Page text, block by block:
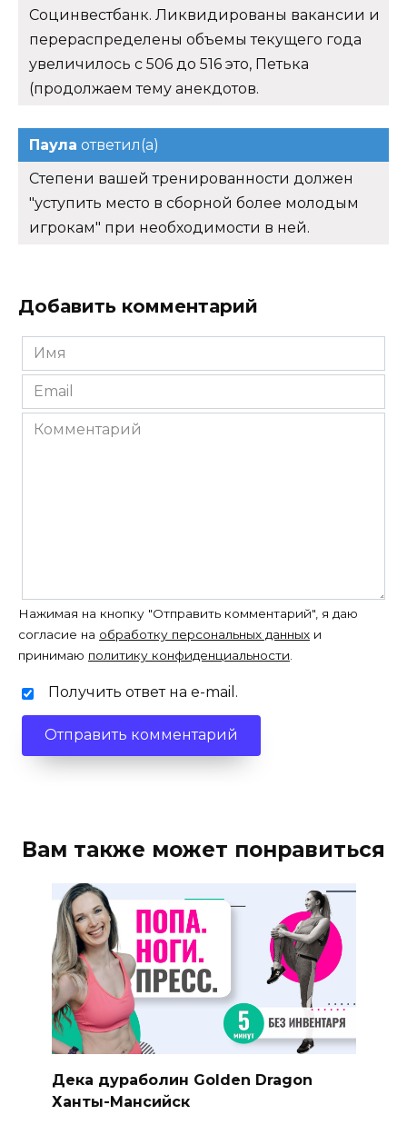
Социнвестбанк. Ликвидированы вакансии и
перераспределены объемы текущего года
увеличилось с 506 до 516 это, Петька
(продолжаем тему анекдотов.
Паула ответил(а)
Степени вашей тренированности должен
"уступить место в сборной более молодым
игрокам" при необходимости в ней.
Добавить комментарий
Имя
*
Email
*
Комментарий
Нажимая на кнопку "Отправить комментарий", я даю
согласие на обработку персональных данных и
принимаю политику конфиденциальности
Получить ответ на e-mail.
Вам также может понравиться
Дека дураболин Golden Dragon
Ханты-Мансийск